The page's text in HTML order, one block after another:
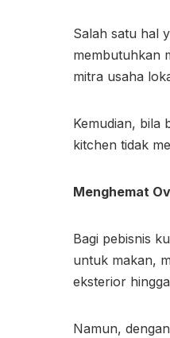
Salah satu hal
membutuhkan
mitra usaha
Kemudian, bila
kitchen tidak
Menghemat
Bagi pebisnis
untuk makan,
eksterior
Namun,